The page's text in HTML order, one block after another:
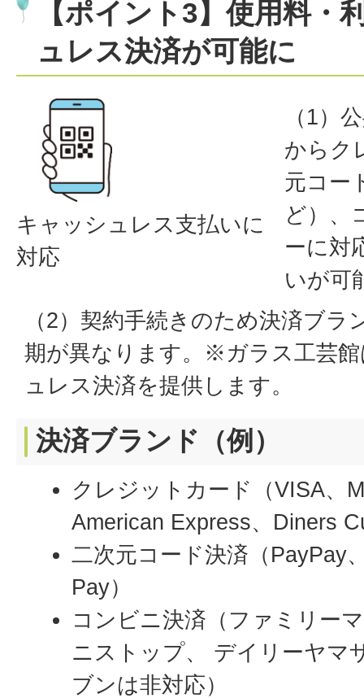
【ポイント3】使用料・
ュレス決済が可能に
キャッシュレス支払いに
対応
（1）
からク
元コー
ど）、
ーに対
いが可
（2）契約手続きのため決済ブラ
期が異なります。※ガラス工芸
ュレス決済を提供します。
決済ブランド（例）
クレジットカード（VISA、
American Express、Diners
二次元コード決済（PayPay
Pay）
コンビニ決済（ファミリー
ニストップ、 デイリーヤ
ブンは非対応）